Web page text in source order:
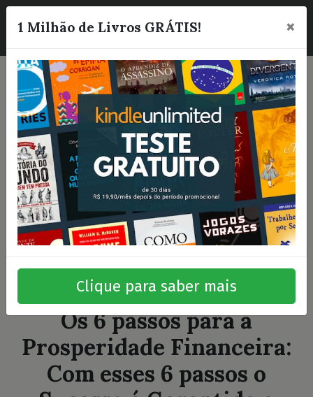
☰
Os 6 passos para a
Prosperidade Financeira:
Com esses 6 passos o
1 Milhão de Livros GRÁTIS! ×
Clique para saber mais